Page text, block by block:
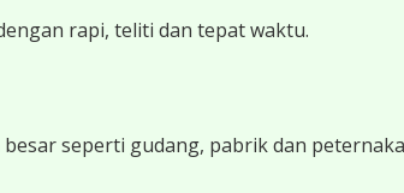
rapi, teliti dan tepat waktu.
seperti gudang, pabrik dan